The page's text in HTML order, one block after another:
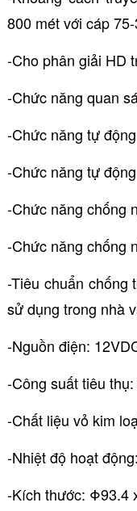
800 mét với cáp
-Cho phân giải HD
-Chức năng quan
-Chức năng tự
-Chức năng tự
-Chức năng chống
-Chức năng chống
-Tiêu chuẩn chống
sử dụng trong nhà
-Nguồn điện:
-Công suất tiêu thụ:
-Chất liệu vỏ kim
-Nhiệt độ hoạt
-Kích thước: Φ93.4